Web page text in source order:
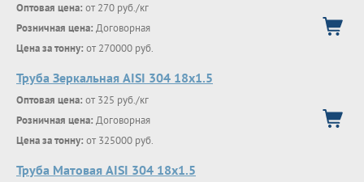
Оптовая цена: от 270 руб./кг
Розничная цена: Договорная
Цена за тонну: от 270000 руб.
Труба Зеркальная AISI 304 18х1.5
Оптовая цена: от 325 руб./кг
Розничная цена: Договорная
Цена за тонну: от 325000 руб.
Труба Матовая AISI 304 18х1.5